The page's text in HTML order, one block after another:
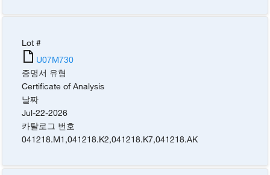
Lot #
U07M730
증명서 유형
Certificate of Analysis
날짜
Jul-22-2026
카탈로그 번호
041218.M1 ,041218.K2,041218.K7,041218.AK